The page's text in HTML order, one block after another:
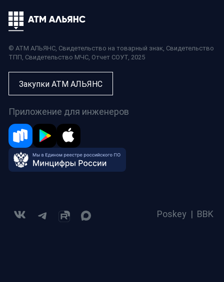
© АТМ АЛЬЯНС, Свидетельство на товарный знак, Свидетельство
ТПП, Свидетельство МЧС, Отчет СОУТ, 2025
Закупки АТМ АЛЬЯНС
Приложение для инженеров
Poskey | BBK